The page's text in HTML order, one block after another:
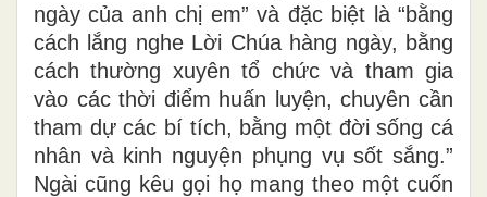
ngày của anh chị em” và đặc biệt là “bằng
cách lắng nghe Lời Chúa hàng ngày, bằng
cách thường xuyên tổ chức và tham gia
vào các thời điểm huấn luyện, chuyên cần
tham dự các bí tích, bằng một đời sống cá
nhân và kinh nguyện phụng vụ sốt sắng.”
Ngài cũng kêu gọi họ mang theo một cuốn